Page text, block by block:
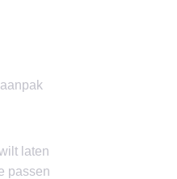
laten
passen